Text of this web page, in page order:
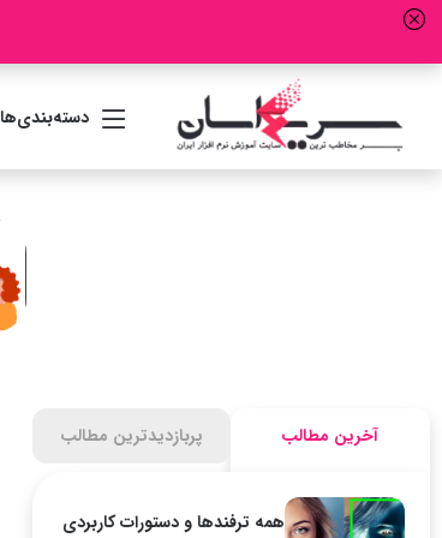
دسته‌بندی‌ها
آخرین مطالب پربازدیدترین مطالب
همه ترفندها و دستورات کاربردی